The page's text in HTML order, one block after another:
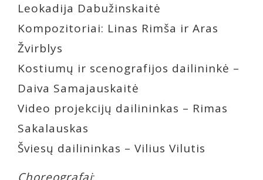
Leokadija Dabužinskaitė
Kompozitoriai: Linas Rimša ir Aras
Žvirblys
Kostiumų ir scenografijos dailininkė –
Daiva Samajauskaitė
Video projekcijų dailininkas – Rimas
Sakalauskas
Šviesų dailininkas – Vilius Vilutis